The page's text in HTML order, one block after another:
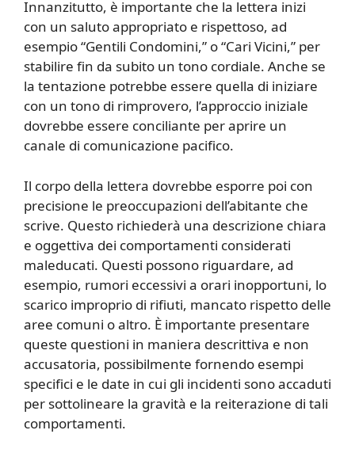
Innanzitutto, è importante che la lettera inizi
con un saluto appropriato e rispettoso, ad
esempio “Gentili Condomini,” o “Cari Vicini,” per
stabilire fin da subito un tono cordiale. Anche se
la tentazione potrebbe essere quella di iniziare
con un tono di rimprovero, l’approccio iniziale
dovrebbe essere conciliante per aprire un
canale di comunicazione pacifico.
Il corpo della lettera dovrebbe esporre poi con
precisione le preoccupazioni dell’abitante che
scrive. Questo richiederà una descrizione chiara
e oggettiva dei comportamenti considerati
maleducati. Questi possono riguardare, ad
esempio, rumori eccessivi a orari inopportuni, lo
scarico improprio di rifiuti, mancato rispetto delle
aree comuni o altro. È importante presentare
queste questioni in maniera descrittiva e non
accusatoria, possibilmente fornendo esempi
specifici e le date in cui gli incidenti sono accaduti
per sottolineare la gravità e la reiterazione di tali
comportamenti.